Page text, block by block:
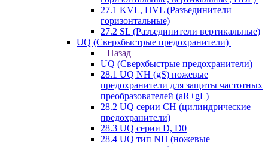
27.1 KVL, HVL (Разъединители
горизонтальные)
27.2 SL (Разъединители вертикальные)
UQ (Сверхбыстрые предохранители)
Назад
UQ (Сверхбыстрые предохранители)
28.1 UQ NH (gS) ножевые
предохранители для защиты частотных
преобразователей (aR+gL)
28.2 UQ серии CH (цилиндрические
предохранители)
28.3 UQ серии D, D0
28.4 UQ тип NH (ножевые